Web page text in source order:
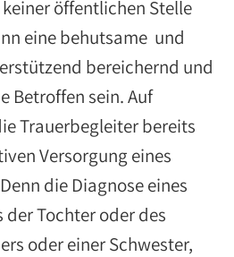
öffentlichen Stelle
eine behutsame und
bereichernd und
Betroffen sein. Auf
Trauerbegleiter bereits
Versorgung eines
die Diagnose eines
der Tochter oder des
oder einer Schwester,